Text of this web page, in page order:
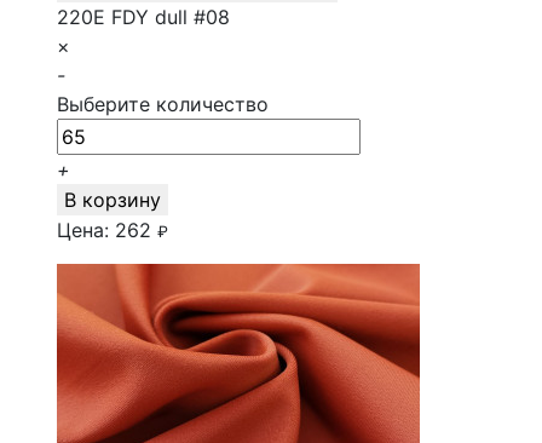
220E FDY dull #08
×
-
Выберите количество
+
В корзину
Цена: 262 ₽